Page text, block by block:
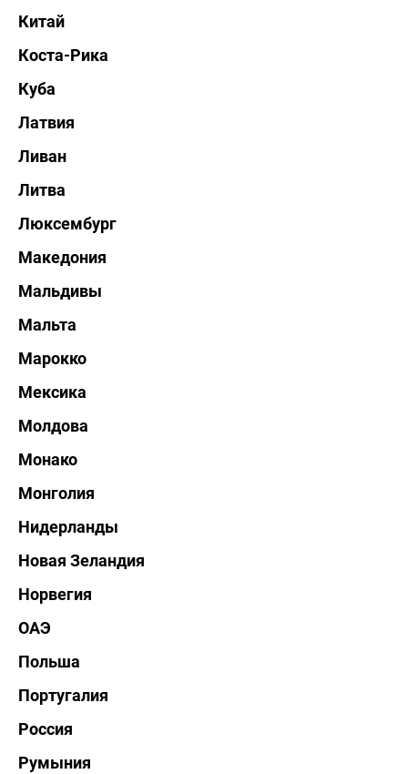
Китай
Коста-Рика
Куба
Латвия
Ливан
Литва
Люксембург
Македония
Мальдивы
Мальта
Марокко
Мексика
Молдова
Монако
Монголия
Нидерланды
Новая Зеландия
Норвегия
ОАЭ
Польша
Португалия
Россия
Румыния